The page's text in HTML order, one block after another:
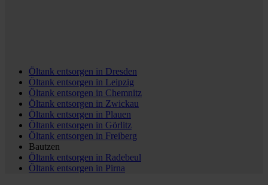
Öltank entsorgen in Dresden
Öltank entsorgen in Leipzig
Öltank entsorgen in Chemnitz
Öltank entsorgen in Zwickau
Öltank entsorgen in Plauen
Öltank entsorgen in Görlitz
Öltank entsorgen in Freiberg
Bautzen
Öltank entsorgen in Radebeul
Öltank entsorgen in Pirna